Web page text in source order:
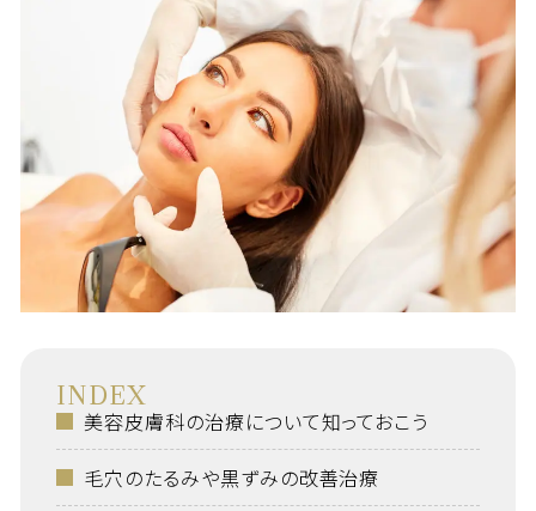
INDEX
美容皮膚科の治療について知っておこう
毛穴のたるみや黒ずみの改善治療